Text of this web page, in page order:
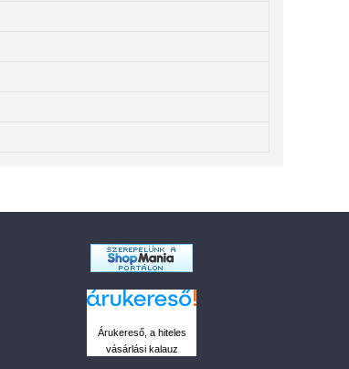
Árukereső, a hiteles
vásárlási kalauz